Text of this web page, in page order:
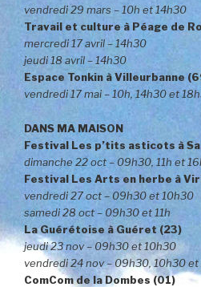
vendredi 29 mars – 10h et 14h30
Travail et culture à Péage de
mercredi 17 avril – 14h30
jeudi 18 avril – 14h30
Espace Tonkin à Villeurbanne
vendredi 17 mai – 10h, 14h30 et
DANS MA MAISON
Festival Les p’tits asticots à
dimanche 22 oct – 09h30, 11h et
Festival Les Arts en herbe à
vendredi 27 oct – 09h30 et 10h30
samedi 28 oct – 09h30 et 11h
La Guérétoise à Guéret (23)
jeudi 23 nov – 09h30 et 10h30
vendredi 24 nov – 09h30, 10h30
ComCom de la Dombes (01)